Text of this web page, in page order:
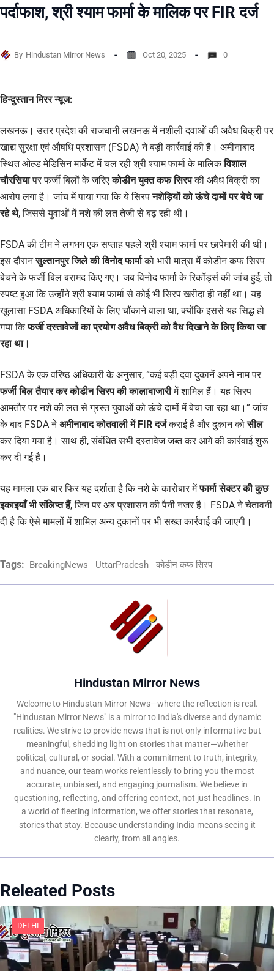
पर्दाफाश, श्री श्याम फार्मा के मालिक पर FIR दर्ज
By Hindustan Mirror News Oct 20, 2025 0
हिन्दुस्तान मिरर न्यूज:
लखनऊ। उत्तर प्रदेश की राजधानी लखनऊ में नशीली दवाओं की अवैध बिक्री पर
खाद्य सुरक्षा एवं औषधि प्रशासन (FSDA) ने बड़ी कार्रवाई की है। अमीनाबाद
स्थित ओल्ड मेडिसिन मार्केट में चल रही श्री श्याम फार्मा के मालिकविशाल
चौरसियापर फर्जी बिलों के जरिएकोडीन युक्त कफ सिरपकी अवैध बिक्री का
आरोप लगा है। जांच में पाया गया कि ये सिरपनशेड़ियों को ऊंचे दामों पर बेचे जा
रहे थे, जिससे युवाओं में नशे की लत तेजी से बढ़ रही थी।
FSDA की टीम ने लगभग एक सप्ताह पहले श्री श्याम फार्मा पर छापेमारी की थी।
इस दौरानसुल्तानपुर जिले की विनोद फार्माको भारी मात्रा में कोडीन कफ सिरप
बेचने के फर्जी बिल बरामद किए गए। जब विनोद फार्मा के रिकॉर्ड्स की जांच हुई, तो
स्पष्ट हुआ कि उन्होंने श्री श्याम फार्मा से कोई भी सिरप खरीदा ही नहीं था। यह
खुलासा FSDA अधिकारियों के लिए चौंकाने वाला था, क्योंकि इससे यह सिद्ध हो
गया किफर्जी दस्तावेजों का प्रयोग अवैध बिक्री को वैध दिखाने के लिए किया जा
रहा था।
FSDA के एक वरिष्ठ अधिकारी के अनुसार, “कई बड़ी दवा दुकानें अपने नाम पर
फर्जी बिल तैयार कर कोडीन सिरप की कालाबाजारीमें शामिल हैं। यह सिरप
आमतौर पर नशे की लत से ग्रस्त युवाओं को ऊंचे दामों में बेचा जा रहा था।” जांच
के बाद FSDA नेअमीनाबाद कोतवाली में FIR दर्जकराई है और दुकान कोसील
कर दिया गया है। साथ ही, संबंधित सभी दस्तावेज जब्त कर आगे की कार्रवाई शुरू
कर दी गई है।
यह मामला एक बार फिर यह दर्शाता है कि नशे के कारोबार मेंफार्मा सेक्टर की कुछ
इकाइयाँ भी संलिप्त हैं, जिन पर अब प्रशासन की पैनी नजर है। FSDA ने चेतावनी
दी है कि ऐसे मामलों में शामिल अन्य दुकानों पर भी सख्त कार्रवाई की जाएगी।
Tags: BreakingNews UttarPradesh कोडीन कफ सिरप
Hindustan Mirror News
Welcome to Hindustan Mirror News—where the reflection is real.
"Hindustan Mirror News" is a mirror to India's diverse and dynamic
realities. We strive to provide news that is not only informative but
meaningful, shedding light on stories that matter—whether
political, cultural, or social. With a commitment to truth, integrity,
and nuance, our team works relentlessly to bring you the most
accurate, unbiased, and engaging journalism. We believe in
questioning, reflecting, and offering context, not just headlines. In
a world of fleeting information, we offer stories that resonate,
stories that stay. Because understanding India means seeing it
clearly, from all angles.
Releated Posts
DELHI